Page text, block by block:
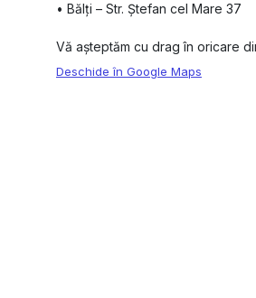
•⁠ ⁠Bălți – Str. Ștefan cel Mare 37
Vă așteptăm cu drag în oricare
Deschide în Google Maps